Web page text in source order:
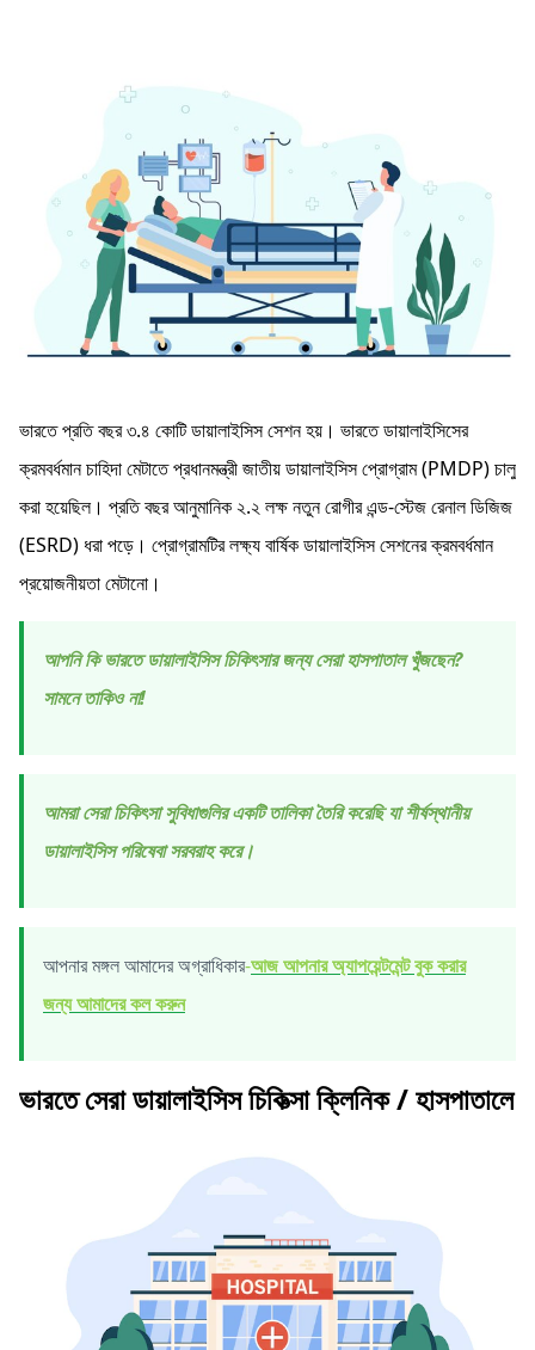
ভারতে প্রতি বছর ৩.৪ কোটি ডায়ালাইসিস সেশন হয়। ভারতে ডায়ালাইসিসের
ক্রমবর্ধমান চাহিদা মেটাতে প্রধানমন্ত্রী জাতীয় ডায়ালাইসিস প্রোগ্রাম (PMDP) চালু
করা হয়েছিল। প্রতি বছর আনুমানিক ২.২ লক্ষ নতুন রোগীর এন্ড-স্টেজ রেনাল ডিজিজ
(ESRD) ধরা পড়ে। প্রোগ্রামটির লক্ষ্য বার্ষিক ডায়ালাইসিস সেশনের ক্রমবর্ধমান
প্রয়োজনীয়তা মেটানো।
আপনি কি ভারতে ডায়ালাইসিস চিকিৎসার জন্য সেরা হাসপাতাল খুঁজছেন?
সামনে তাকিও না!
আমরা সেরা চিকিৎসা সুবিধাগুলির একটি তালিকা তৈরি করেছি যা শীর্ষস্থানীয়
ডায়ালাইসিস পরিষেবা সরবরাহ করে।
আপনার মঙ্গল আমাদের অগ্রাধিকার-আজ আপনার অ্যাপয়েন্টমেন্ট বুক করার
জন্য আমাদের কল করুন
ভারতে সেরা ডায়ালাইসিস চিকিত্সা ক্লিনিক / হাসপাতালে